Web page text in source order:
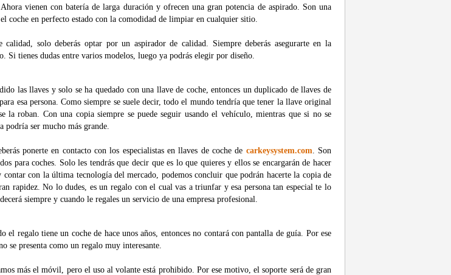
vienen con batería de larga duración y ofrecen una gran potencia de aspirado. Son una
coche en perfecto estado con la comodidad de limpiar en cualquier sitio.
calidad, solo deberás optar por un aspirador de calidad. Siempre deberás asegurarte en la
Si tienes dudas entre varios modelos, luego ya podrás elegir por diseño.
las llaves y solo se ha quedado con una llave de coche, entonces un duplicado de llaves de
esa persona. Como siempre se suele decir, todo el mundo tendría que tener la llave original
la roban. Con una copia siempre se puede seguir usando el vehículo, mientras que si no se
podría ser mucho más grande.
ponerte en contacto con los especialistas en llaves de coche de carkeysystem.com. Son
para coches. Solo les tendrás que decir que es lo que quieres y ellos se encargarán de hacer
con la última tecnología del mercado, podemos concluir que podrán hacerte la copia de
rapidez. No lo dudes, es un regalo con el cual vas a triunfar y esa persona tan especial te lo
siempre y cuando le regales un servicio de una empresa profesional.
el regalo tiene un coche de hace unos años, entonces no contará con pantalla de guía. Por ese
se presenta como un regalo muy interesante.
más el móvil, pero el uso al volante está prohibido. Por ese motivo, el soporte será de gran